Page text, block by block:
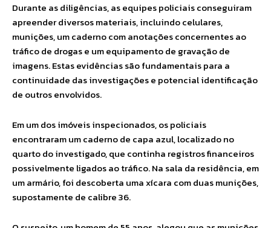
Durante as diligências, as equipes policiais conseguiram
apreender diversos materiais, incluindo celulares,
munições, um caderno com anotações concernentes ao
tráfico de drogas e um equipamento de gravação de
imagens. Estas evidências são fundamentais para a
continuidade das investigações e potencial identificação
de outros envolvidos.
Em um dos imóveis inspecionados, os policiais
encontraram um caderno de capa azul, localizado no
quarto do investigado, que continha registros financeiros
possivelmente ligados ao tráfico. Na sala da residência, em
um armário, foi descoberta uma xícara com duas munições,
supostamente de calibre 36.